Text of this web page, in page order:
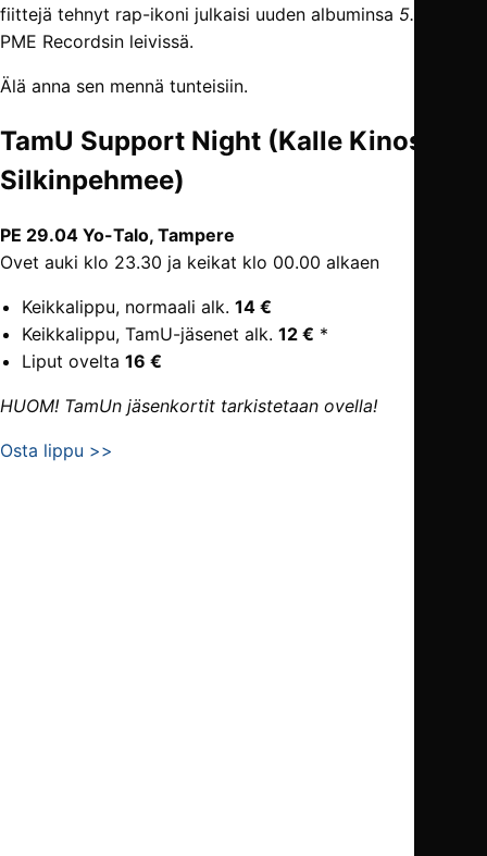
fiittejä tehnyt rap-ikoni julkaisi uuden albuminsa 5.0
PME Recordsin leivissä.
Älä anna sen mennä tunteisiin.
TamU Support Night (Kalle Kinos +
Silkinpehmee)
PE 29.04 Yo-Talo, Tampere
Ovet auki klo 23.30 ja keikat klo 00.00 alkaen
Keikkalippu, normaali alk. 14 €
Keikkalippu, TamU-jäsenet alk. 12 € *
Liput ovelta 16 €
HUOM! TamUn jäsenkortit tarkistetaan ovella!
Osta lippu >>